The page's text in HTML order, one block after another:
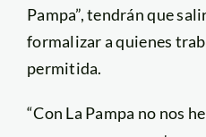
Pampa”, tendrán que
formalizar a quienes
permitida.
“Con La Pampa no nos